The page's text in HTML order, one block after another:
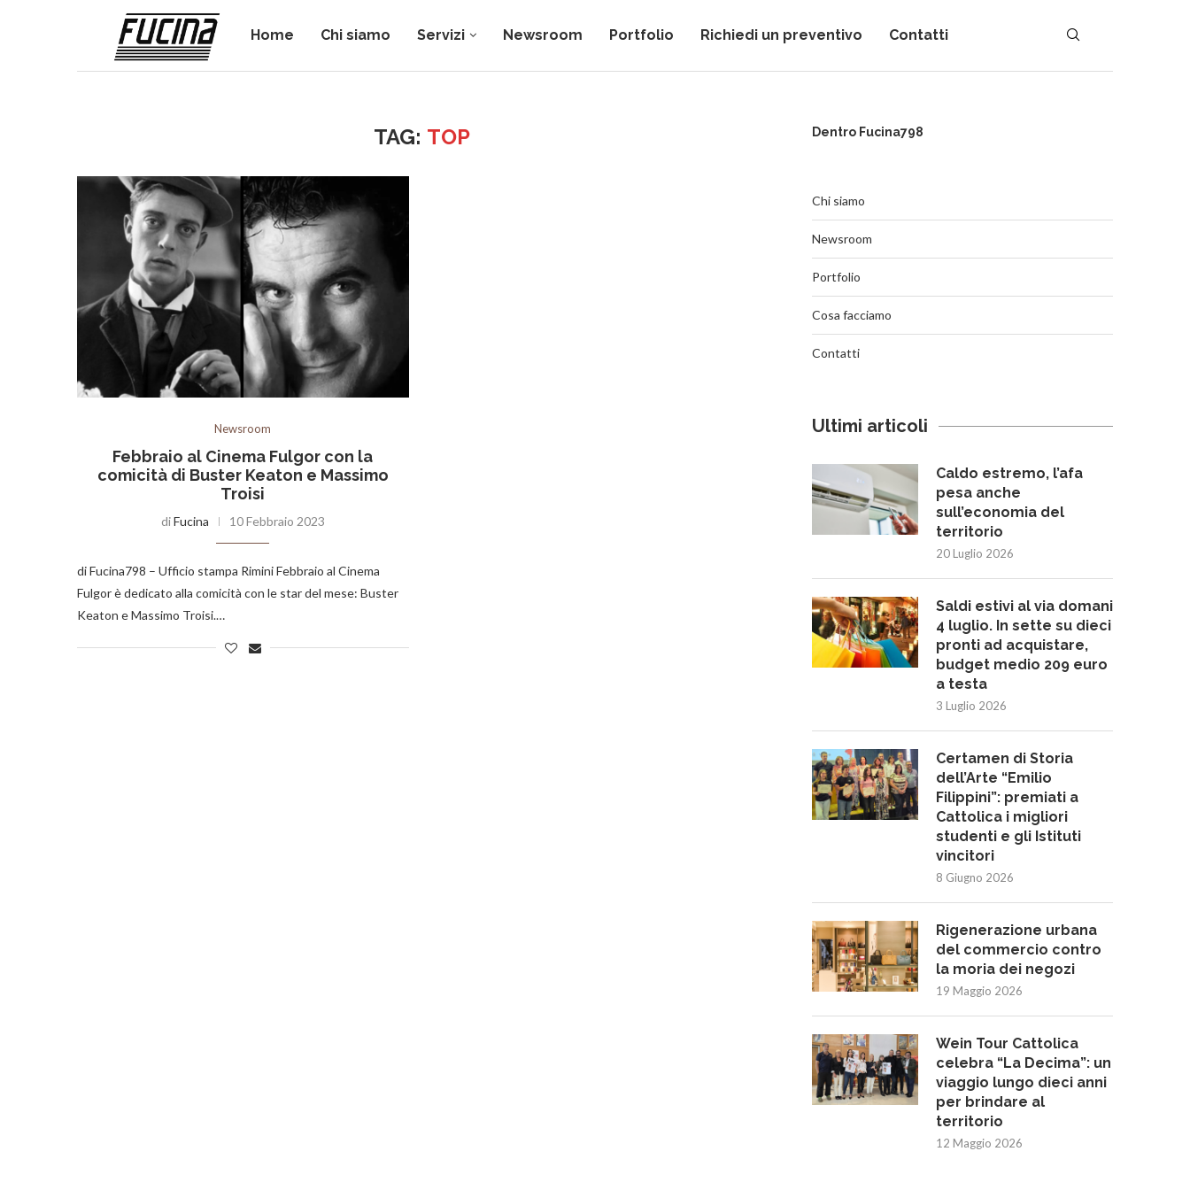
Home Chi siamo Servizi Newsroom Portfolio Richiedi un preventivo Contatti
TAG: TOP
Newsroom
Febbraio al Cinema Fulgor con la
comicità di Buster Keaton e Massimo
Troisi
diFucina 10 Febbraio 2023
di Fucina798 – Ufficio stampa Rimini Febbraio al Cinema
Fulgor è dedicato alla comicità con le star del mese: Buster
Keaton e Massimo Troisi.…
Dentro Fucina798
Chi siamo
Newsroom
Portfolio
Cosa facciamo
Contatti
Ultimi articoli
Caldo estremo, l’afa
pesa anche
sull’economia del
territorio
20 Luglio 2026
Saldi estivi al via domani
4 luglio. In sette su dieci
pronti ad acquistare,
budget medio 209 euro
a testa
3 Luglio 2026
Certamen di Storia
dell’Arte “Emilio
Filippini”: premiati a
Cattolica i migliori
studenti e gli Istituti
vincitori
8 Giugno 2026
Rigenerazione urbana
del commercio contro
la moria dei negozi
19 Maggio 2026
Wein Tour Cattolica
celebra “La Decima”: un
viaggio lungo dieci anni
per brindare al
territorio
12 Maggio 2026